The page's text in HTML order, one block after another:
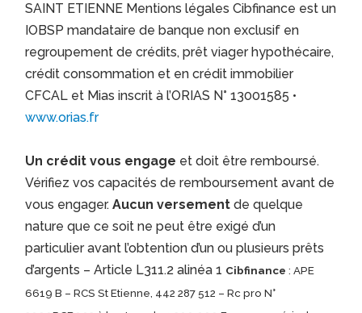
SAINT ETIENNE Mentions légales Cibfinance est un
IOBSP mandataire de banque non exclusif en
regroupement de crédits, prêt viager hypothécaire,
crédit consommation et en crédit immobilier
CFCAL et Mias inscrit à l’ORIAS N° 13001585 •
www.orias.fr
Un crédit vous engage et doit être remboursé.
Vérifiez vos capacités de remboursement avant de
vous engager.Aucun versement de quelque
nature que ce soit ne peut être exigé d’un
particulier avant l’obtention d’un ou plusieurs prêts
d’argents – Article L311.2 alinéa 1 Cibfinance: APE
6619 B – RCS St Etienne, 442 287 512 – Rc pro N°